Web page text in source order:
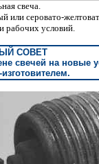
свеча.
или серовато-
рабочих условий.
СОВЕТ
свечей на новые